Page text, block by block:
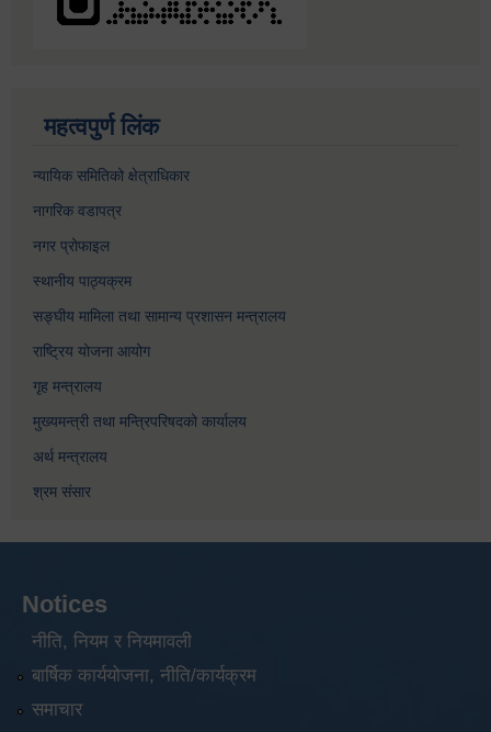
महत्वपुर्ण लिंक
न्यायिक समितिको क्षेत्राधिकार
नागरिक वडापत्र
नगर प्रोफाइल
स्थानीय पाठ्यक्रम
सङ्घीय मामिला तथा सामान्य प्रशासन मन्त्रालय
राष्ट्रिय योजना आयोग
गृह मन्त्रालय
मुख्यमन्त्री तथा मन्त्रिपरिषदको कार्यालय
अर्थ मन्त्रालय
श्रम संसार
Notices
नीति, नियम र नियमावली
बार्षिक कार्ययोजना, नीति/कार्यक्रम
समाचार